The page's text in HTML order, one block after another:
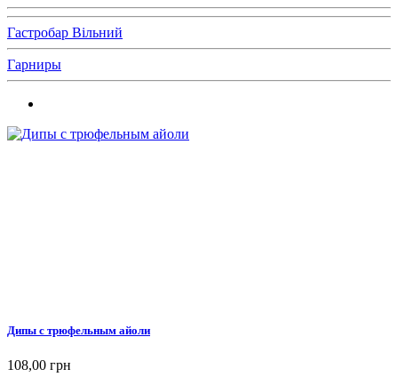
Гастробар Вільний
Гарниры
Дипы с трюфельным айоли
108,00 грн